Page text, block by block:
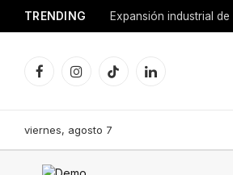
TRENDING
FacebookInstagramTikTokLinkedIn
viernes, agosto 7